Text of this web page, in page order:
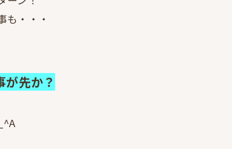
も・・・
先か？